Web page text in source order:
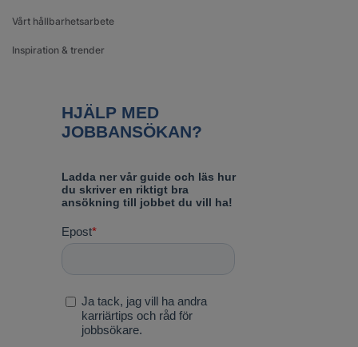
Vårt hållbarhetsarbete
Inspiration & trender